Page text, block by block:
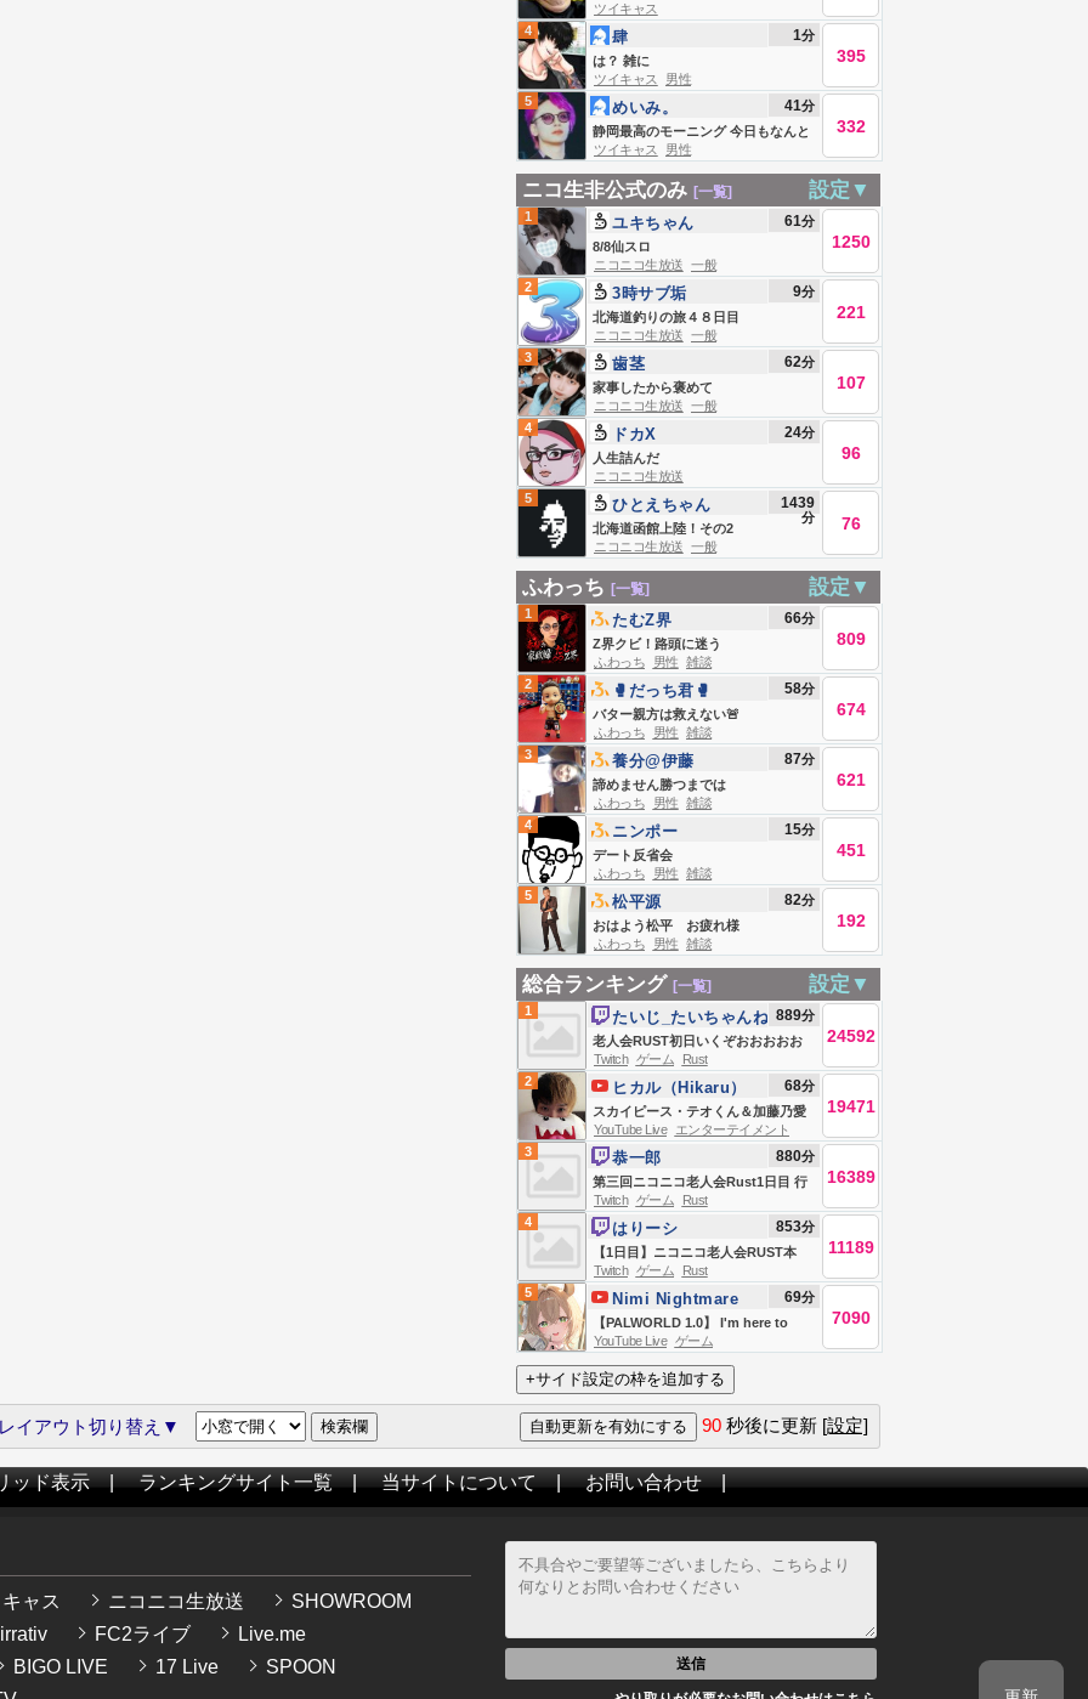
生楽笑！
ツイキャス
4
は？ 雑に
肆 1分
395
ツイキャス
男性
5
静岡最高のモーニング 今日もなんと
か。
めいみ。 41分
332
ツイキャス 男性
ニコ生非公式のみ [一覧] 設定▼
1
8/8仙スロ
ユキちゃん 61分
1250
ニコニコ生放送 一般
2
北海道釣りの旅４８日目
3時サブ垢 9分
221
ニコニコ生放送 一般
3
家事したから褒めて
歯茎 62分
107
ニコニコ生放送 一般
4
人生詰んだ
ドカX 24分
96
ニコニコ生放送
5
北海道函館上陸！その2
ひとえちゃん 1439
分 76
ニコニコ生放送 一般
ふわっち [一覧] 設定▼
1
Z界クビ！路頭に迷う
たむZ界 66分
809
ふわっち 男性 雑談
2
バター親方は救えない🚨
🥊だっち君🥊 58分
674
ふわっち 男性 雑談
3
諦めません勝つまでは
養分@伊藤 87分
621
ふわっち 男性 雑談
4
デート反省会
ニンポー 15分
451
ふわっち 男性 雑談
5
おはよう松平 お疲れ様
松平源 82分
192
ふわっち 男性 雑談
総合ランキング [一覧] 設定▼
1
老人会RUST初日いくぞおおおおお
おおおおお
たいじ_たいちゃんね
る
889分
24592
Twitch ゲーム
Rust
2
スカイピース・テオくん＆加藤乃愛
が破局…「勝ち確」から3年、結婚を
見据えた2人に何があった？
ヒカル（Hikaru） 68分
19471
YouTube Live
エンターテイメント
3
第三回ニコニコ老人会Rust1日目 行
くぞ‼優勝
恭一郎 880分
16389
Twitch ゲーム
Rust
4
【1日目】ニコニコ老人会RUST本
番、ソロで優勝＆MVPを目指す男
はりーシ 853分
11189
Twitch ゲーム
Rust
5
【PALWORLD 1.0】 I'm here to
build houses and steal pals... and
I'm all out of houses
Nimi Nightmare 69分
7090
YouTube Live ゲーム
イアウト切り替え▼ 90 秒後に更新 [設定]
ッド表示|ランキングサイト一覧|当サイトについて|お問い合わせ|
ャス ニコニコ生放送
SHOWROOM
FC2ライブ
Live.me
BIGO LIVE
17 Live
SPOON
送信